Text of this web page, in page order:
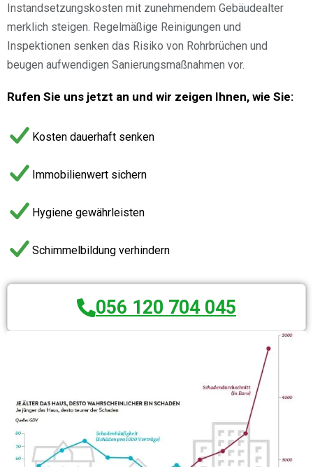
Instandsetzungskosten mit zunehmendem Gebäudealter
merklich steigen. Regelmäßige Reinigungen und
Inspektionen senken das Risiko von Rohrbrüchen und
beugen aufwendigen Sanierungsmaßnahmen vor.
Rufen Sie uns jetzt an und wir zeigen Ihnen, wie Sie:
Kosten dauerhaft senken
Immobilienwert sichern
Hygiene gewährleisten
Schimmelbildung verhindern
056 120 704 045